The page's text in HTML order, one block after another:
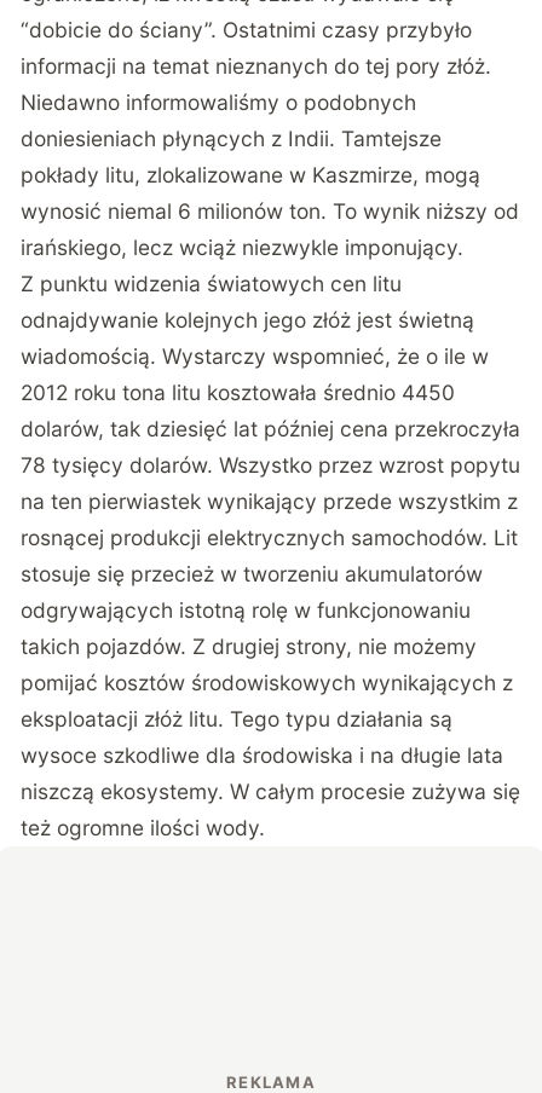
“dobicie do ściany”. Ostatnimi czasy przybyło
informacji na temat nieznanych do tej pory złóż.
Niedawno informowaliśmy o podobnych
doniesieniach płynących z Indii. Tamtejsze
pokłady litu, zlokalizowane w Kaszmirze, mogą
wynosić niemal 6 milionów ton. To wynik niższy od
irańskiego, lecz wciąż niezwykle imponujący.
Z punktu widzenia światowych cen litu
odnajdywanie kolejnych jego złóż jest świetną
wiadomością. Wystarczy wspomnieć, że o ile w
2012 roku tona litu kosztowała średnio 4450
dolarów, tak dziesięć lat później cena przekroczyła
78 tysięcy dolarów. Wszystko przez wzrost popytu
na ten pierwiastek wynikający przede wszystkim z
rosnącej produkcji elektrycznych samochodów. Lit
stosuje się przecież w tworzeniu akumulatorów
odgrywających istotną rolę w funkcjonowaniu
takich pojazdów. Z drugiej strony, nie możemy
pomijać kosztów środowiskowych wynikających z
eksploatacji złóż litu. Tego typu działania są
wysoce szkodliwe dla środowiska i na długie lata
niszczą ekosystemy. W całym procesie zużywa się
też ogromne ilości wody.